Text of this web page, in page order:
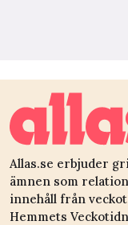
Allas.se erbjuder
ämnen som
innehåll från
Hemmets